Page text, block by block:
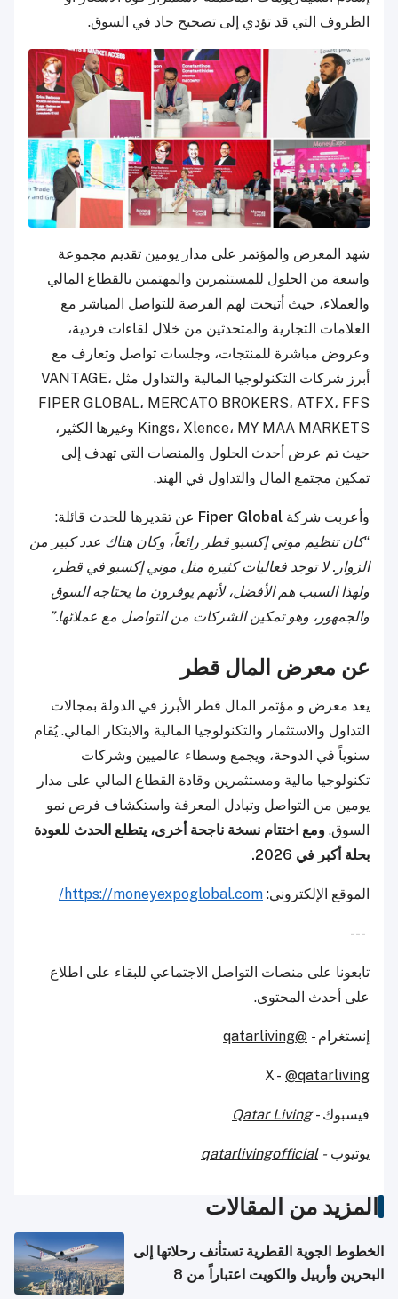
الظروف التي قد تؤدي إلى تصحيح حاد في السوق.
شهد المعرض والمؤتمر على مدار يومين تقديم مجموعة
واسعة من الحلول للمستثمرين والمهتمين بالقطاع المالي
والعملاء، حيث أتيحت لهم الفرصة للتواصل المباشر مع
العلامات التجارية والمتحدثين من خلال لقاءات فردية،
وعروض مباشرة للمنتجات، وجلسات تواصل وتعارف مع
أبرز شركات التكنولوجيا المالية والتداول مثل VANTAGE،
FIPER GLOBAL، MERCATO BROKERS، ATFX، FFS
Kings، Xlence، MY MAA MARKETS وغيرها الكثير،
حيث تم عرض أحدث الحلول والمنصات التي تهدف إلى
تمكين مجتمع المال والتداول في الهند.
وأعربت شركة Fiper Global عن تقديرها للحدث قائلة:
“كان تنظيم موني إكسبو قطر رائعاً، وكان هناك عدد كبير من
الزوار. لا توجد فعاليات كثيرة مثل موني إكسبو في قطر،
ولهذا السبب هم الأفضل، لأنهم يوفرون ما يحتاجه السوق
والجمهور، وهو تمكين الشركات من التواصل مع عملائها.”
عن معرض المال قطر
يعد معرض و مؤتمر المال قطر الأبرز في الدولة بمجالات
التداول والاستثمار والتكنولوجيا المالية والابتكار المالي. يُقام
سنوياً في الدوحة، ويجمع وسطاء عالميين وشركات
تكنولوجيا مالية ومستثمرين وقادة القطاع المالي على مدار
يومين من التواصل وتبادل المعرفة واستكشاف فرص نمو
السوق. ومع اختتام نسخة ناجحة أخرى، يتطلع الحدث للعودة
بحلة أكبر في 2026.
الموقع الإلكتروني: https://moneyexpoglobal.com/
---
تابعونا على منصات التواصل الاجتماعي للبقاء على اطلاع
على أحدث المحتوى.
إنستغرام - @qatarliving
X - @qatarliving
فيسبوك -Qatar Living
يوتيوب -
qatarlivingofficial
المزيد من المقالات
الخطوط الجوية القطرية تستأنف رحلاتها إلى
البحرين وأربيل والكويت اعتباراً من 8